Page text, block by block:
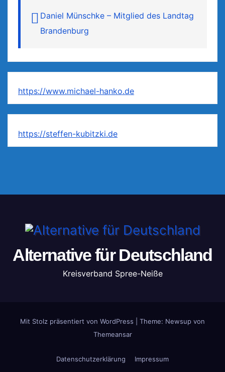
Daniel Münschke – Mitglied des Landtag
Brandenburg
https://www.michael-hanko.de
https://steffen-kubitzki.de
Alternative für Deutschland
Kreisverband Spree-Neiße
Mit Stolz präsentiert von WordPress
Theme: Newsup von
Themeansar
Datenschutzerklärung Impressum